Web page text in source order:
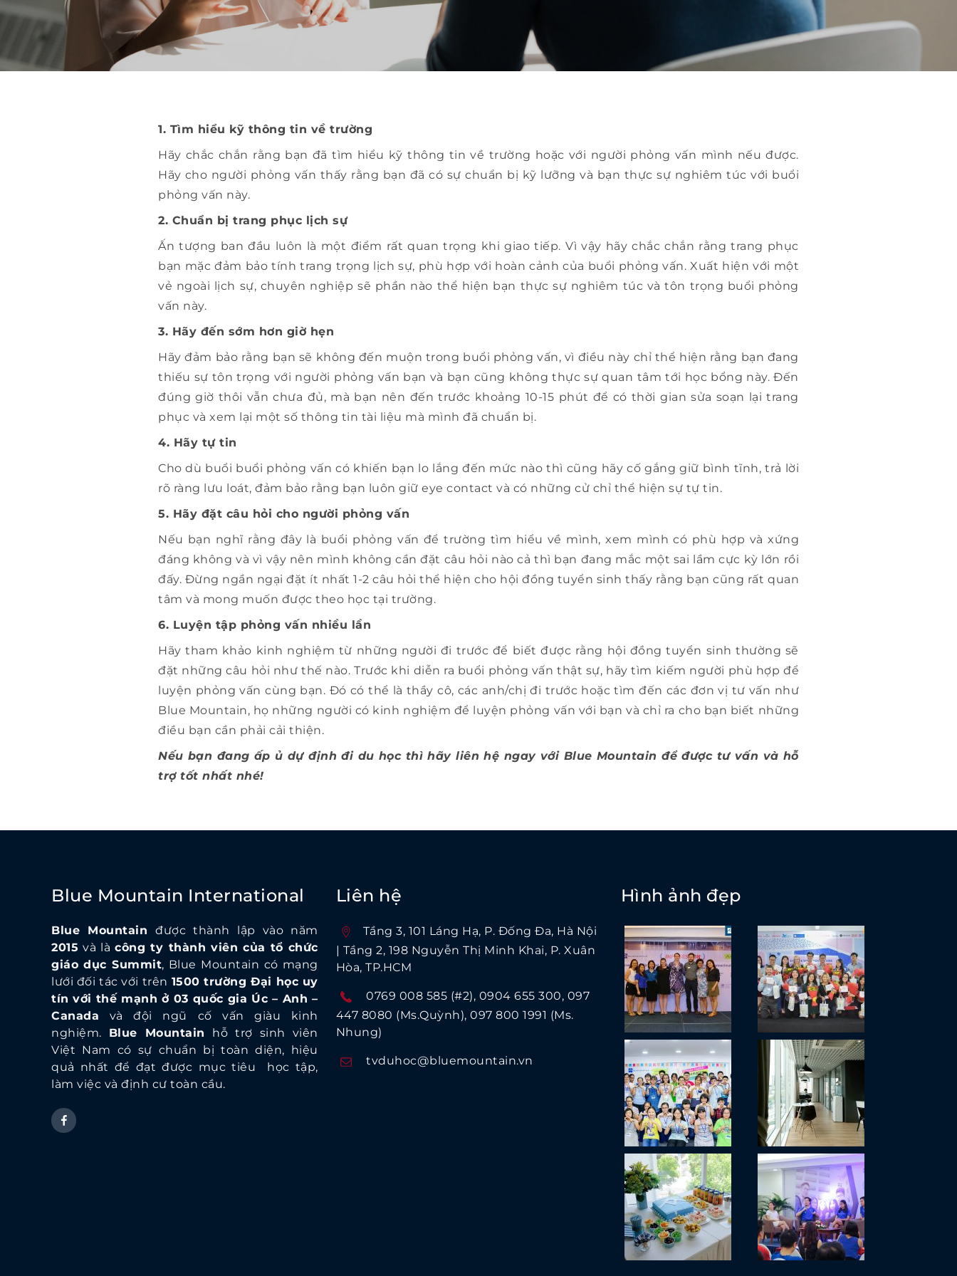
1. Tìm hiểu kỹ thông tin về trường
Hãy chắc chắn rằng bạn đã tìm hiểu kỹ thông tin về trường hoặc với người phỏng vấn mình nếu được.
Hãy cho người phỏng vấn thấy rằng bạn đã có sự chuẩn bị kỹ lưỡng và bạn thực sự nghiêm túc với buổi
phỏng vấn này.
2. Chuẩn bị trang phục lịch sự
Ấn tượng ban đầu luôn là một điểm rất quan trọng khi giao tiếp. Vì vậy hãy chắc chắn rằng trang phục
bạn mặc đảm bảo tính trang trọng lịch sự, phù hợp với hoàn cảnh của buổi phỏng vấn. Xuất hiện với một
vẻ ngoài lịch sự, chuyên nghiệp sẽ phần nào thể hiện bạn thực sự nghiêm túc và tôn trọng buổi phỏng
vấn này.
3. Hãy đến sớm hơn giờ hẹn
Hãy đảm bảo rằng bạn sẽ không đến muộn trong buổi phỏng vấn, vì điều này chỉ thể hiện rằng bạn đang
thiếu sự tôn trọng với người phỏng vấn bạn và bạn cũng không thực sự quan tâm tới học bổng này. Đến
đúng giờ thôi vẫn chưa đủ, mà bạn nên đến trước khoảng 10-15 phút để có thời gian sửa soạn lại trang
phục và xem lại một số thông tin tài liệu mà mình đã chuẩn bị.
4. Hãy tự tin
Cho dù buổi buổi phỏng vấn có khiến bạn lo lắng đến mức nào thì cũng hãy cố gắng giữ bình tĩnh, trả lời
rõ ràng lưu loát, đảm bảo rằng bạn luôn giữ eye contact và có những cử chỉ thể hiện sự tự tin.
5. Hãy đặt câu hỏi cho người phỏng vấn
Nếu bạn nghĩ rằng đây là buổi phỏng vấn để trường tìm hiểu về mình, xem mình có phù hợp và xứng
đáng không và vì vậy nên mình không cần đặt câu hỏi nào cả thì bạn đang mắc một sai lầm cực kỳ lớn rồi
đấy. Đừng ngần ngại đặt ít nhất 1-2 câu hỏi thể hiện cho hội đồng tuyển sinh thấy rằng bạn cũng rất quan
tâm và mong muốn được theo học tại trường.
6. Luyện tập phỏng vấn nhiều lần
Hãy tham khảo kinh nghiệm từ những người đi trước để biết được rằng hội đồng tuyển sinh thường sẽ
đặt những câu hỏi như thế nào. Trước khi diễn ra buổi phỏng vấn thật sự, hãy tìm kiếm người phù hợp để
luyện phỏng vấn cùng bạn. Đó có thể là thầy cô, các anh/chị đi trước hoặc tìm đến các đơn vị tư vấn như
Blue Mountain, họ những người có kinh nghiệm để luyện phỏng vấn với bạn và chỉ ra cho bạn biết những
điều bạn cần phải cải thiện.
Nếu bạn đang ấp ủ dự định đi du học thì hãy liên hệ ngay với Blue Mountain để được tư vấn và hỗ
trợ tốt nhất nhé!
Blue Mountain International
Blue Mountainđược thành lập vào năm
2015 và làcông ty thành viên của tổ chức
giáo dục Summit, Blue Mountain có mạng
lưới đối tác với trên 1500 trường Đại học uy
tín với thế mạnh ở 03 quốc gia Úc – Anh –
Canada và đội ngũ cố vấn giàu kinh
nghiệm. Blue Mountain hỗ trợ sinh viên
Việt Nam có sự chuẩn bị toàn diện, hiệu
quả nhất để đạt được mục tiêu học tập,
làm việc và định cư toàn cầu.
Liên hệ
Tầng 3, 101 Láng Hạ, P. Ðống Ða, Hà Nội
| Tầng 2, 198 Nguyễn Thị Minh Khai, P. Xuân
Hòa, TP.HCM
0769 008 585 (#2) 0904 655 300 097
447 8080 (Ms.Quỳnh) 097 800 1991 (Ms.
Nhung)
tvduhoc@bluemountain.vn
Hình ảnh đẹp